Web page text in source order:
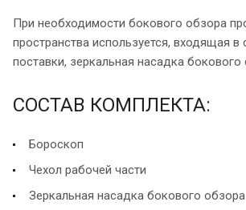
При необходимости бокового обзора
пространства используется, входящая в
поставки, зеркальная насадка бокового
СОСТАВ КОМПЛЕКТА:
Бороскоп
Чехол рабочей части
Зеркальная насадка бокового обзора